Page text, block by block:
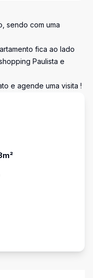
sendo com uma
fica ao lado
Paulista e
e agende uma visita !
m²